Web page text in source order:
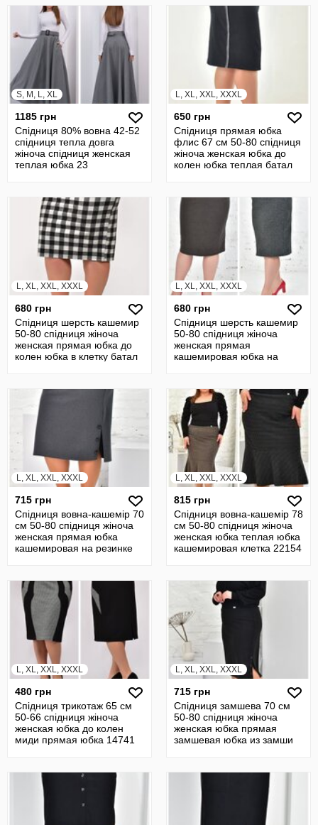
S, M, L, XL
1185 грн
Спідниця 80% вовна 42-52
спідниця тепла довга
жіноча спідниця женская
теплая юбка 23
L, XL, XXL, XXXL
650 грн
Спідниця прямая юбка
флис 67 см 50-80 спідниця
жіноча женская юбка до
колен юбка теплая батал
L, XL, XXL, XXXL
680 грн
Спідниця шерсть кашемир
50-80 спідниця жіноча
женская прямая юбка до
колен юбка в клетку батал
L, XL, XXL, XXXL
680 грн
Спідниця шерсть кашемир
50-80 спідниця жіноча
женская прямая
кашемировая юбка на
L, XL, XXL, XXXL
715 грн
Спідниця вовна-кашемір 70
см 50-80 спідниця жіноча
женская прямая юбка
кашемировая на резинке
L, XL, XXL, XXXL
815 грн
Спідниця вовна-кашемір 78
см 50-80 спідниця жіноча
женская юбка теплая юбка
кашемировая клетка 22154
L, XL, XXL, XXXL
480 грн
Спідниця трикотаж 65 см
50-66 спідниця жіноча
женская юбка до колен
миди прямая юбка 14741
L, XL, XXL, XXXL
715 грн
Спідниця замшева 70 см
50-80 спідниця жіноча
женская юбка прямая
замшевая юбка из замши